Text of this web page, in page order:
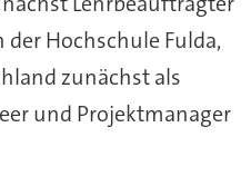
Hochschule Fulda,
zunächst als
und Projektmanager